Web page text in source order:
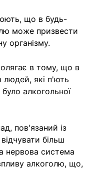
що в будь-
може призвести
організму.
в тому, що в
людей, які п'ють
алкогольної
пов'язаний із
більш
нервова система
алкоголю, що,